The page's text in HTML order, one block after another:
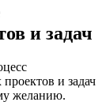
и задач
и задач
желанию.